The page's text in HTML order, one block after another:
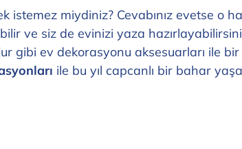
istemez miydiniz? Cevabınız evetse o
ve siz de evinizi yaza
gibi ev dekorasyonu aksesuarları ile bir
ile bu yıl capcanlı bir bahar